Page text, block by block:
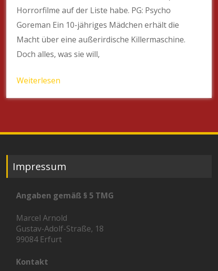
Horrorfilme auf der Liste habe. PG: Psycho
Goreman Ein 10-jähriges Mädchen erhält die
Macht über eine außerirdische Killermaschine.
Doch alles, was sie will,
Weiterlesen
Impressum
Angaben gemäß § 5 TMG
Marcel Arnold
Gustav-Adolf-Straße, 18
99084 Erfurt
Kontakt